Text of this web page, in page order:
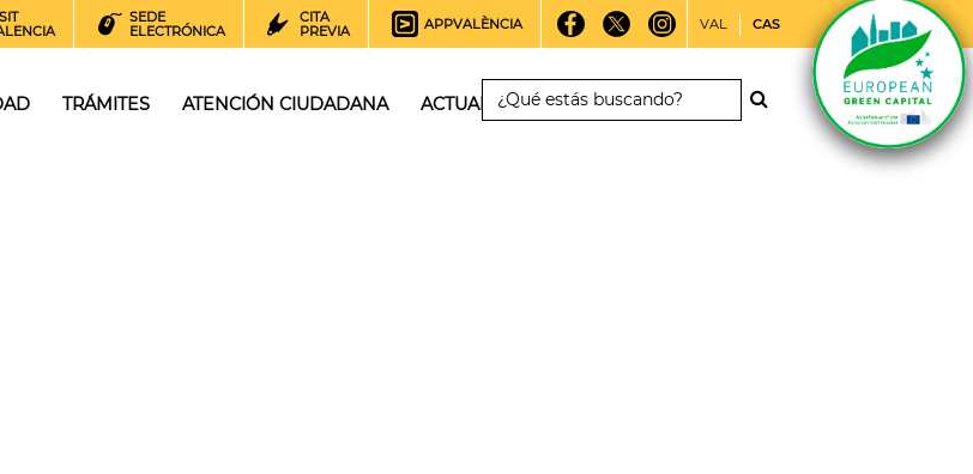
SEDE
ELECTRÓNICA
CITA
PREVIA
APPVALÈNCIA VAL CAS
TRÁMITES ATENCIÓN CIUDADANA ACTUALIDAD